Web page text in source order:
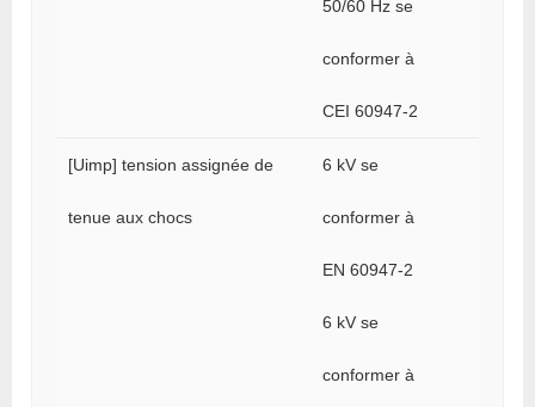
50/60 Hz se
conformer à
CEI 60947-2
[Uimp] tension assignée de
tenue aux chocs
6 kV se
conformer à
EN 60947-2
6 kV se
conformer à